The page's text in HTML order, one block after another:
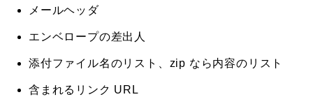
メールヘッダ
エンベロープの差出人
添付ファイル名のリスト、zip なら内容のリスト
含まれるリンク URL